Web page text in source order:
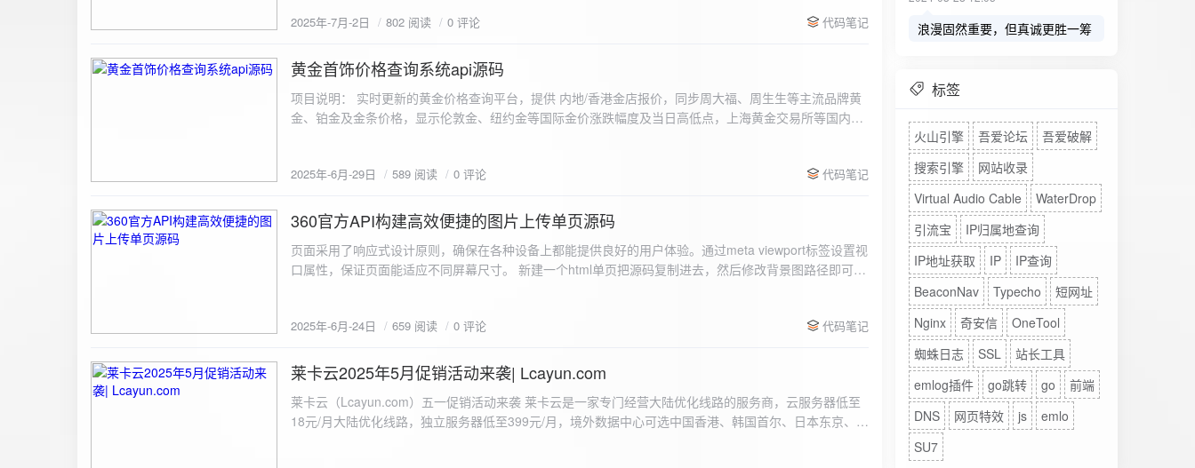
会显示所有或筛选后的监测日志，正常状态的日志为黑色，异常状态的日志为红色。日志会自动滚动到最
2025年-7月-2日 802 阅读 0 评论 代码笔记
2025-6-29
黄金首饰价格查询系统api源码
项目说明： 实时更新的黄金价格查询平台，提供 内地/香港金店报价，同步周大福、周生生等主流品牌黄
金、铂金及金条价格，显示伦敦金、纽约金等国际金价涨跌幅度及当日高低点，上海黄金交易所等国内黄
2025年-6月-29日 589 阅读 0 评论 代码笔记
2025-6-24
360官方API构建高效便捷的图片上传单页源码
页面采用了响应式设计原则，确保在各种设备上都能提供良好的用户体验。通过meta viewport标签设置视
口属性，保证页面能适应不同屏幕尺寸。 新建一个html单页把源码复制进去，然后修改背景图路径即可。
重置默认样式 */ * { margin: 0; padding: 0; box-sizing: border-box; } /* 设置页面的字体和添加背景图片 */
center fixed; /* 使用服务器上的路径 */ background-size: cover; /* 保证背景图片覆盖整个视窗 */ color:
#333; display: flex; justify-content: center; align-items: center; min-height: 100vh; margin: 0; } /* 容器样
式 */ .container { background-color: rgba(255, 255, 255, 0.9); /* 使用半透明白色背景，以便在图片背景
上更清晰地显示内容 */ padding: 30px; border-radius: 8px; box-shadow: 0 4px 8px rgba(0, 0, 0, 0.1);
2025年-6月-24日 659 阅读 0 评论 代码笔记
2025-5-20
莱卡云2025年5月促销活动来袭| Lcayun.com
莱卡云（Lcayun.com）五一促销活动来袭 莱卡云是一家专门经营大陆优化线路的服务商，云服务器低至
18元/月大陆优化线路，独立服务器低至399元/月，境外数据中心可选中国香港、韩国首尔、日本东京、美
浪漫固然重要，但真诚更胜一筹
标签
火山引擎 吾爱论坛
吾爱破解
搜索引擎
网站收录
Virtual Audio Cable
WaterDrop
引流宝
IP归属地查询
IP地址获取
IP
IP查询
BeaconNav
Typecho
短网址
Nginx
奇安信
OneTool
蜘蛛日志
SSL
站长工具
emlog插件
go跳转 go
前端
DNS
网页特效 js
emlo
SU7